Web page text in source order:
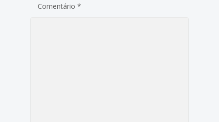
Comentário *